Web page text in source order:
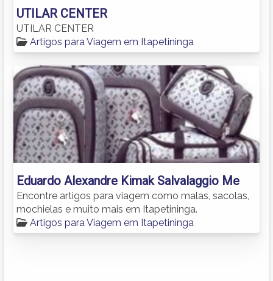
UTILAR CENTER
UTILAR CENTER
Artigos para Viagem em Itapetininga
Eduardo Alexandre Kimak Salvalaggio Me
Encontre artigos para viagem como malas, sacolas,
mochielas e muito mais em Itapetininga.
Artigos para Viagem em Itapetininga